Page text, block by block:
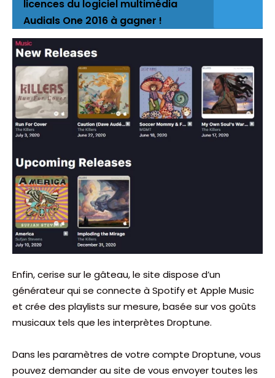
licences du logiciel multimédia
Audials One 2016 à gagner !
Enfin, cerise sur le gâteau, le site dispose d’un
générateur qui se connecte à Spotify et Apple Music
et crée des playlists sur mesure, basée sur vos goûts
musicaux tels que les interprètes Droptune.
Dans les paramètres de votre compte Droptune, vous
pouvez demander au site de vous envoyer toutes les